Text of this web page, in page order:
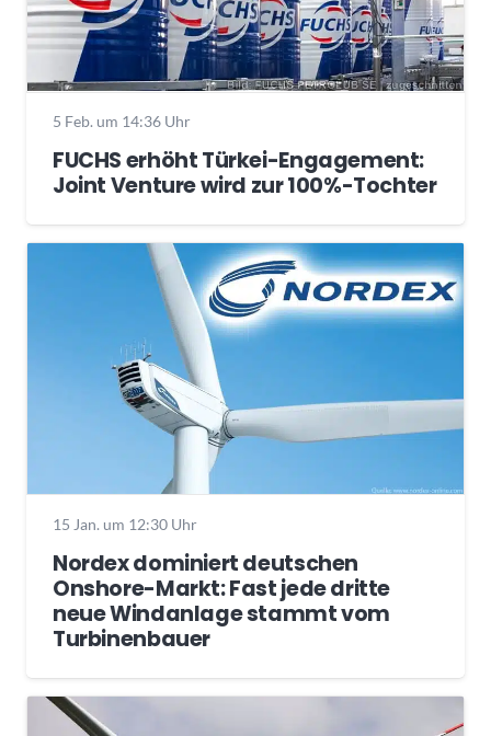
5 Feb. um 14:36 Uhr
FUCHS erhöht Türkei-Engagement:
Joint Venture wird zur 100%-Tochter
15 Jan. um 12:30 Uhr
Nordex dominiert deutschen
Onshore-Markt: Fast jede dritte
neue Windanlage stammt vom
Turbinenbauer